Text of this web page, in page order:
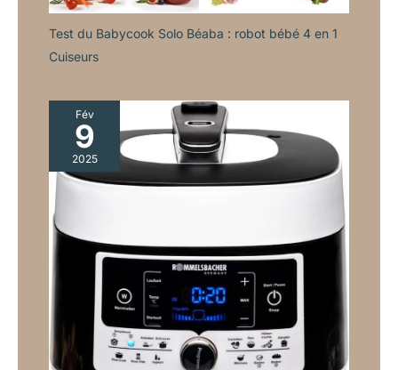
Test du Babycook Solo Béaba : robot bébé 4 en 1
Cuiseurs
Fév
9
2025